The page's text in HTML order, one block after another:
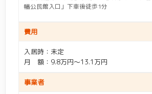
幡公民館入口」下車後徒歩1分
費用
入居時：未定
月 額：9.8万円～13.1万円
事業者